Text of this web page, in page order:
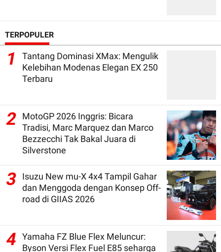
TERPOPULER
1
Tantang Dominasi XMax: Mengulik
Kelebihan Modenas Elegan EX 250
Terbaru
2
MotoGP 2026 Inggris: Bicara
Tradisi, Marc Marquez dan Marco
Bezzecchi Tak Bakal Juara di
Silverstone
3
Isuzu New mu-X 4x4 Tampil Gahar
dan Menggoda dengan Konsep Off-
road di GIIAS 2026
4
Yamaha FZ Blue Flex Meluncur:
Byson Versi Flex Fuel E85 seharga